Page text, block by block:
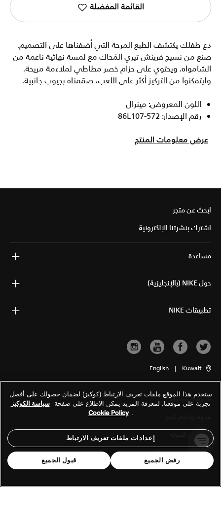
القائمة المفضلة
دع طفلك يكتشف الطبع المرحة التي أضفناها على التصميم.
صنع من نسيج فرينش تيري المُحاك مع لمسة نهائية ناعمة من
الشامواه. ويحتوي على حزام خصر مطاطي لملاءمة مريحة.
وليتمكنوا من التركيز أكثر على اللعب، صمّمناه بجيوب جانبية.
اللون المعروض: مينرال
رقم الإصدار: 86L107-572
عرض معلومات المنتج
ابحث عن متجر
اشترك بنشرتنا الإلكترونية
مساعدة
حول NIKE (بالإنجليزية)
تطبيقات NIKE
Kuwait
|
English
شروط الاستخدام
معلومات الشركة
سياسة الخصوصية والكوكيز
ستخدم هذا الموقع ملفات تعريف الارتباط (كوكيز) لضمان حصولك على أفضل
تجربة على موقعنا. لمعرفة المزيد يمكن الاطلاع على صفحة سياسة الكوكيز
.
Cookie Policy
إعدادات ملفات تعريف الارتباط
رفض الجميع قبول الجميع